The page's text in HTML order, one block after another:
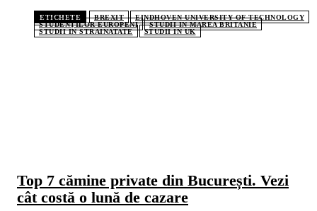
Top 7 cămine private din București. Vezi
cât costă o lună de cazare
ETICHETE BREXIT
EINDHOVEN UNIVERSITY OF TECHNOLOGY
STUDENȚILOR EUROPENI
STUDII IN MAREA BRITANIE
STUDII IN STRAINATATE
STUDII IN UK